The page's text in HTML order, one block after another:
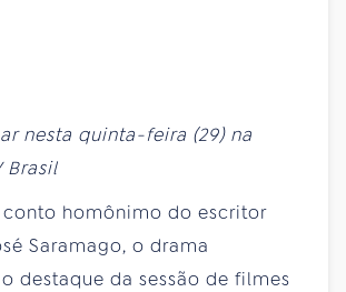
nesta quinta-feira (29) na
Brasil
homônimo do escritor
Saramago, o drama
destaque da sessão de filmes